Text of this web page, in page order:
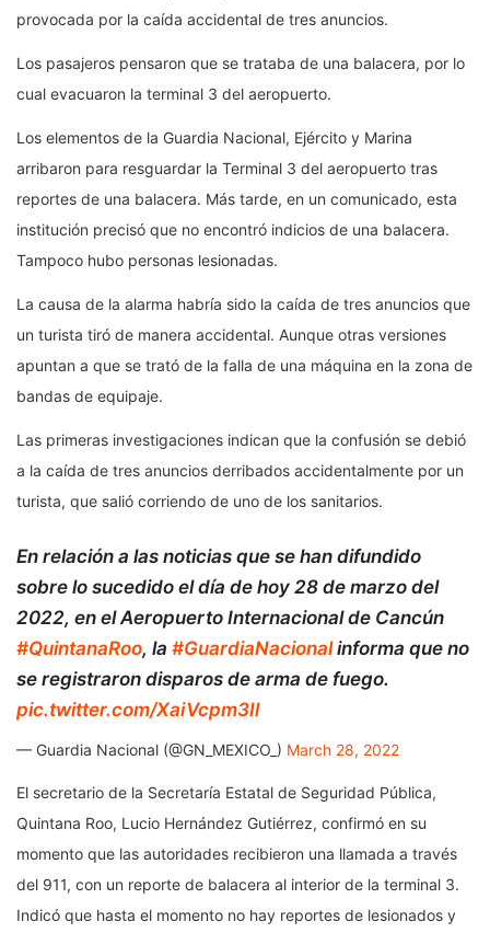
provocada por la caída accidental de tres anuncios.
Los pasajeros pensaron que se trataba de una balacera, por lo
cual evacuaron la terminal 3 del aeropuerto.
Los elementos de la Guardia Nacional, Ejército y Marina
arribaron para resguardar la Terminal 3 del aeropuerto tras
reportes de una balacera. Más tarde, en un comunicado, esta
institución precisó que no encontró indicios de una balacera.
Tampoco hubo personas lesionadas.
La causa de la alarma habría sido la caída de tres anuncios que
un turista tiró de manera accidental. Aunque otras versiones
apuntan a que se trató de la falla de una máquina en la zona de
bandas de equipaje.
Las primeras investigaciones indican que la confusión se debió
a la caída de tres anuncios derribados accidentalmente por un
turista, que salió corriendo de uno de los sanitarios.
En relación a las noticias que se han difundido
sobre lo sucedido el día de hoy 28 de marzo del
2022, en el Aeropuerto Internacional de Cancún
#QuintanaRoo, la #GuardiaNacionalinforma que no
se registraron disparos de arma de fuego.
pic.twitter.com/XaiVcpm3Il
— Guardia Nacional (@GN_MEXICO_) March 28, 2022
El secretario de la Secretaría Estatal de Seguridad Pública,
Quintana Roo, Lucio Hernández Gutiérrez, confirmó en su
momento que las autoridades recibieron una llamada a través
del 911, con un reporte de balacera al interior de la terminal 3.
Indicó que hasta el momento no hay reportes de lesionados y